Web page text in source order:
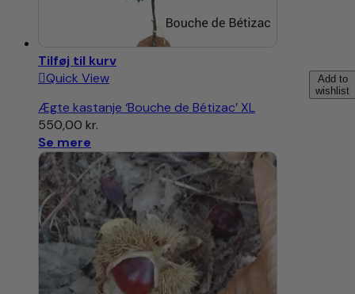
Tilføj til kurv
Add to
wishlist
Quick View
Ægte kastanje ‘Bouche de Bétizac’ XL
550,00 kr.
Se mere